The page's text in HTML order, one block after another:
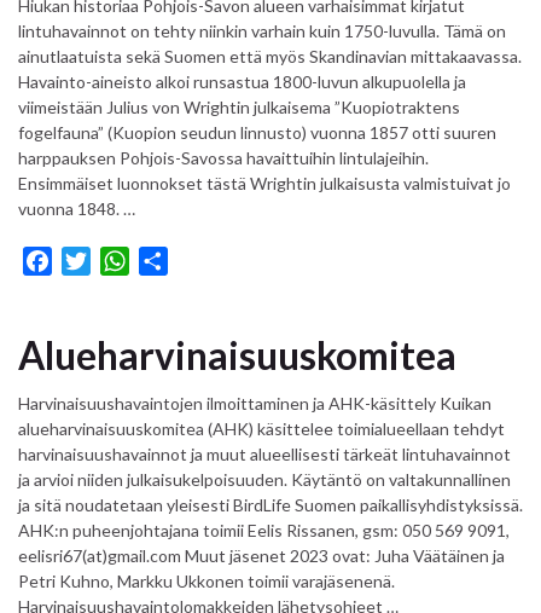
k
p
Hiukan historiaa Pohjois-Savon alueen varhaisimmat kirjatut
lintuhavainnot on tehty niinkin varhain kuin 1750-luvulla. Tämä on
ainutlaatuista sekä Suomen että myös Skandinavian mittakaavassa.
Havainto-aineisto alkoi runsastua 1800-luvun alkupuolella ja
viimeistään Julius von Wrightin julkaisema ”Kuopiotraktens
fogelfauna” (Kuopion seudun linnusto) vuonna 1857 otti suuren
harppauksen Pohjois-Savossa havaittuihin lintulajeihin.
Ensimmäiset luonnokset tästä Wrightin julkaisusta valmistuivat jo
vuonna 1848. …
e
b
o
o
k
t
t
e
r
W
t
s
A
p
p
r
Alueharvinaisuuskomitea
Harvinaisuushavaintojen ilmoittaminen ja AHK-käsittely Kuikan
alueharvinaisuuskomitea (AHK) käsittelee toimialueellaan tehdyt
harvinaisuushavainnot ja muut alueellisesti tärkeät lintuhavainnot
ja arvioi niiden julkaisukelpoisuuden. Käytäntö on valtakunnallinen
ja sitä noudatetaan yleisesti BirdLife Suomen paikallisyhdistyksissä.
AHK:n puheenjohtajana toimii Eelis Rissanen, gsm: 050 569 9091,
eelisri67(at)gmail.com Muut jäsenet 2023 ovat: Juha Väätäinen ja
Petri Kuhno, Markku Ukkonen toimii varajäsenenä.
Harvinaisuushavaintolomakkeiden lähetysohjeet …